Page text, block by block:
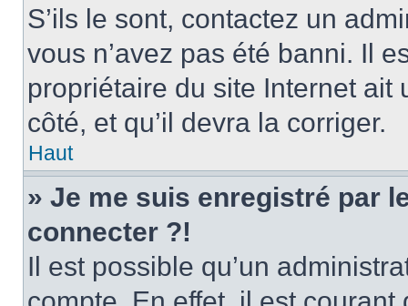
S’ils le sont, contactez un
vous n’avez pas été banni. Il
propriétaire du site Internet
côté, et qu’il devra la corriger.
Haut
» Je me suis enregistré par
connecter ?!
Il est possible qu’un